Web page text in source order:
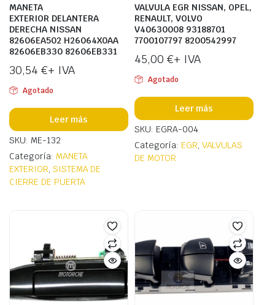
MANETA
EXTERIOR DELANTERA
DERECHA NISSAN
82606EA502 H26064X0AA
82606EB330 82606EB331
30,54 €+ IVA
Agotado
Leer más
SKU: ME-132
Categoría: MANETA
EXTERIOR, SISTEMA DE
CIERRE DE PUERTA
VALVULA EGR NISSAN, OPEL,
RENAULT, VOLVO
V40630008 93188701
7700107797 8200542997
45,00 €+ IVA
Agotado
Leer más
SKU: EGRA-004
Categoría: EGR, VALVULAS
DE MOTOR